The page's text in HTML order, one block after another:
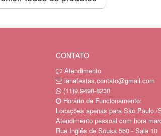
CONTATO
Atendimento
lanafestas.contato@gmail.com
(11)9.9498-8230
Horário de Funcionamento:
Locações apenas para São Paulo /
Atendimento pessoal com hora
Rua Inglês de Sousa 560 - Sala 10